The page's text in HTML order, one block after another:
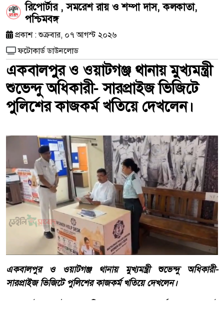
রিপোর্টার , সমরেশ রায় ও শম্পা দাস, কলকাতা,
পশ্চিমবঙ্গ
প্রকাশ : শুক্রবার, ০৭ আগস্ট ২০২৬
ফটোকার্ড ডাউনলোড
একবালপুর ও ওয়াটগঞ্জ থানায় মুখ্যমন্ত্রী
শুভেন্দু অধিকারী- সারপ্রাইজ ভিজিটে
পুলিশের কাজকর্ম খতিয়ে দেখলেন।
একবালপুর ও ওয়াটগঞ্জ থানায় মুখ্যমন্ত্রী শুভেন্দু অধিকারী-
সারপ্রাইজ ভিজিটে পুলিশের কাজকর্ম খতিয়ে দেখলেন।